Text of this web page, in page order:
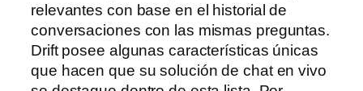
relevantes con base en el historial de
conversaciones con las mismas preguntas.
Drift posee algunas características únicas
que hacen que su solución de chat en vivo